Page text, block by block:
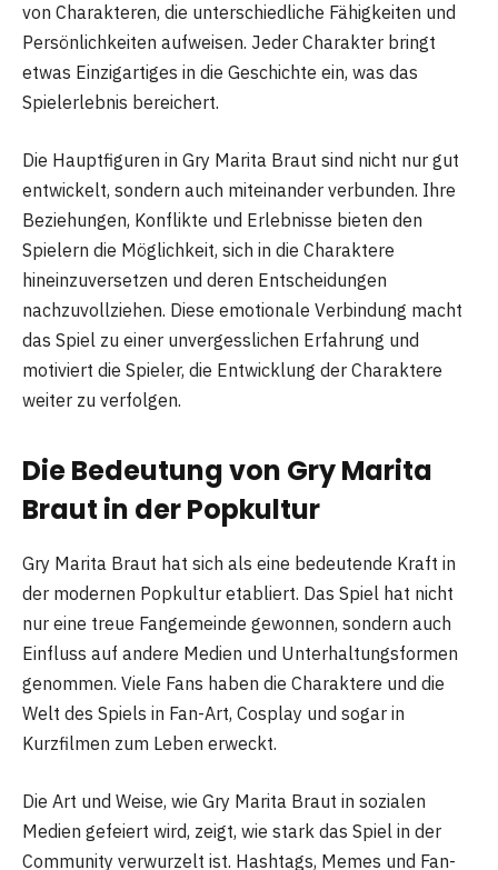
von Charakteren, die unterschiedliche Fähigkeiten und
Persönlichkeiten aufweisen. Jeder Charakter bringt
etwas Einzigartiges in die Geschichte ein, was das
Spielerlebnis bereichert.
Die Hauptfiguren in Gry Marita Braut sind nicht nur gut
entwickelt, sondern auch miteinander verbunden. Ihre
Beziehungen, Konflikte und Erlebnisse bieten den
Spielern die Möglichkeit, sich in die Charaktere
hineinzuversetzen und deren Entscheidungen
nachzuvollziehen. Diese emotionale Verbindung macht
das Spiel zu einer unvergesslichen Erfahrung und
motiviert die Spieler, die Entwicklung der Charaktere
weiter zu verfolgen.
Die Bedeutung von Gry Marita
Braut in der Popkultur
Gry Marita Braut hat sich als eine bedeutende Kraft in
der modernen Popkultur etabliert. Das Spiel hat nicht
nur eine treue Fangemeinde gewonnen, sondern auch
Einfluss auf andere Medien und Unterhaltungsformen
genommen. Viele Fans haben die Charaktere und die
Welt des Spiels in Fan-Art, Cosplay und sogar in
Kurzfilmen zum Leben erweckt.
Die Art und Weise, wie Gry Marita Braut in sozialen
Medien gefeiert wird, zeigt, wie stark das Spiel in der
Community verwurzelt ist. Hashtags, Memes und Fan-